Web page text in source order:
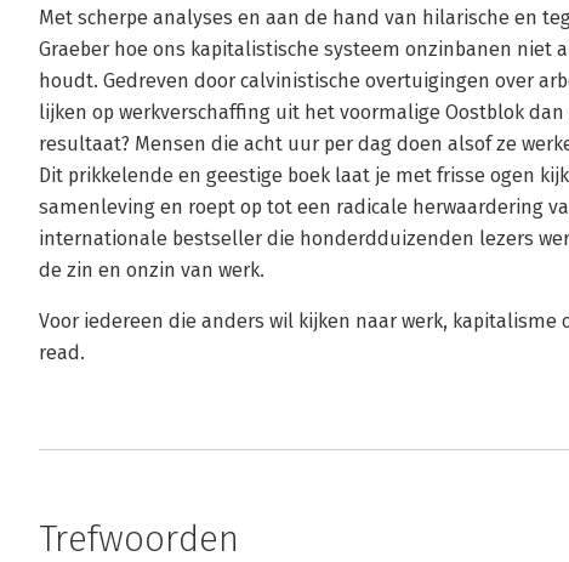
Met scherpe analyses en aan de hand van hilarische en
Graeber hoe ons kapitalistische systeem onzinbanen niet
houdt. Gedreven door calvinistische overtuigingen over
lijken op werkverschaffing uit het voormalige Oostblok
resultaat? Mensen die acht uur per dag doen alsof ze
Dit prikkelende en geestige boek laat je met frisse ogen
samenleving en roept op tot een radicale herwaardering
internationale bestseller die honderdduizenden lezers
de zin en onzin van werk.
Voor iedereen die anders wil kijken naar werk, kapitalisme
read.
Trefwoorden